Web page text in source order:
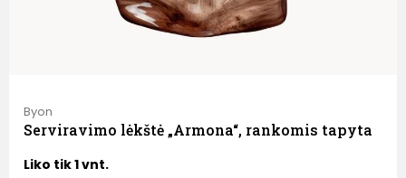
Byon
Serviravimo lėkštė „Armona“, rankomis tapyta
Liko tik 1 vnt.